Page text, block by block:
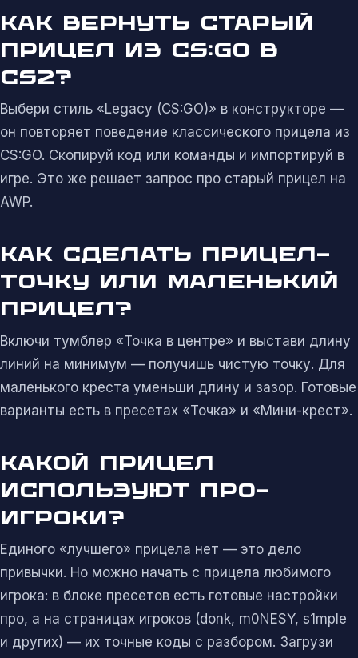
КАК ВЕРНУТЬ СТАРЫЙ
ПРИЦЕЛ ИЗ CS:GO В
CS2?
Выбери стиль «Legacy (CS:GO)» в конструкторе —
он повторяет поведение классического прицела из
CS:GO. Скопируй код или команды и импортируй в
игре. Это же решает запрос про старый прицел на
AWP.
КАК СДЕЛАТЬ ПРИЦЕЛ-
ТОЧКУ ИЛИ МАЛЕНЬКИЙ
ПРИЦЕЛ?
Включи тумблер «Точка в центре» и выстави длину
линий на минимум — получишь чистую точку. Для
маленького креста уменьши длину и зазор. Готовые
варианты есть в пресетах «Точка» и «Мини-крест».
КАКОЙ ПРИЦЕЛ
ИСПОЛЬЗУЮТ ПРО-
ИГРОКИ?
Единого «лучшего» прицела нет — это дело
привычки. Но можно начать с прицела любимого
игрока: в блоке пресетов есть готовые настройки
про, а на страницах игроков (donk, m0NESY, s1mple
и других) — их точные коды с разбором. Загрузи